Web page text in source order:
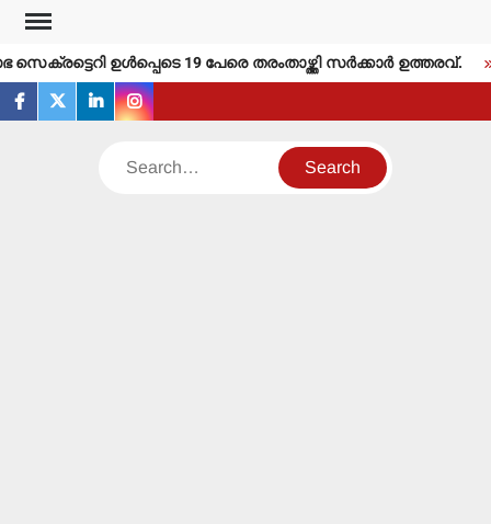
Skip
content
ഉള്‍പ്പെടെ 19 പേരെ തരംതാഴ്ത്തി സര്‍ക്കാര്‍ ഉത്തരവ്.
facebook
twitterlinkedininstagram
Search